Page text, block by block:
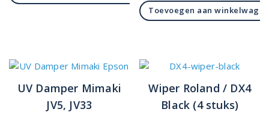
Toevoegen aan winkelwagen
UV Damper Mimaki
JV5, JV33
Wiper Roland / DX4
Black (4 stuks)